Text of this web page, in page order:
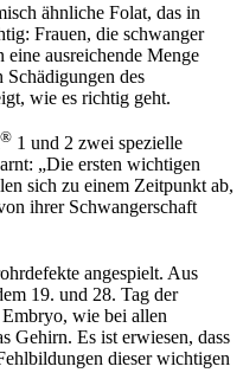
ähnliche Folat, das in
Frauen, die schwanger
ausreichende Menge
des
wie es richtig geht.
® 1 und 2 zwei spezielle
„Die ersten wichtigen
sich zu einem Zeitpunkt ab,
ihrer Schwangerschaft
angespielt. Aus
19. und 28. Tag der
wie bei allen
Gehirn. Es ist erwiesen, dass
dieser wichtigen